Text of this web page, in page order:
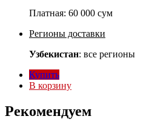
Платная: 60 000 сум
Регионы доставки
Узбекистан: все регионы
Купить
В корзину
Рекомендуем